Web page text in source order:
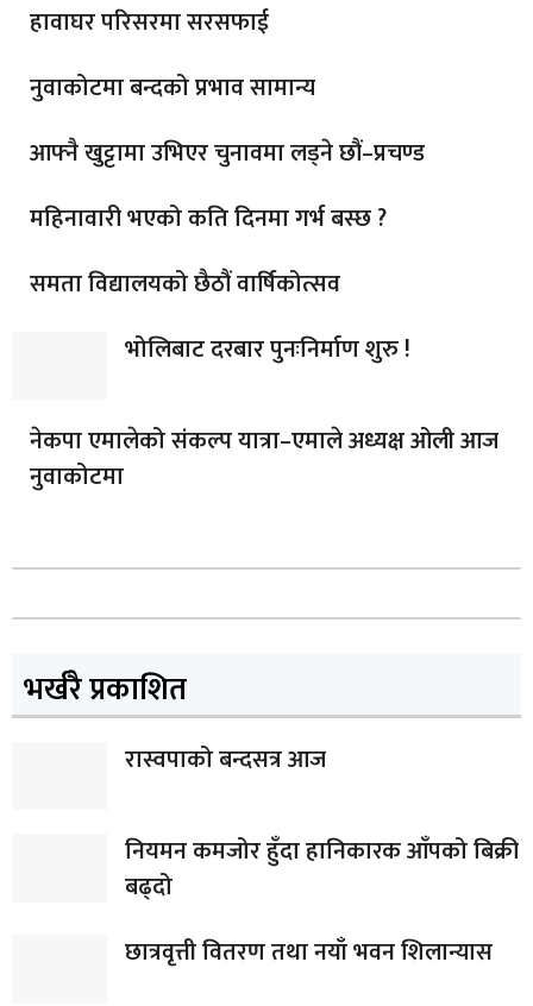
हावाघर परिसरमा सरसफाई
नुवाकोटमा बन्दको प्रभाव सामान्य
आफ्नै खुट्टामा उभिएर चुनावमा लड्ने छौं–प्रचण्ड
महिनावारी भएको कति दिनमा गर्भ बस्छ ?
समता विद्यालयको छैठौं वार्षिकोत्सव
भोलिबाट दरबार पुनःनिर्माण शुरु !
नेकपा एमालेको संकल्प यात्रा–एमाले अध्यक्ष ओली आज
नुवाकोटमा
भर्खरै प्रकाशित
रास्वपाको बन्दसत्र आज
नियमन कमजोर हुँदा हानिकारक आँपको बिक्री
बढ्दो
छात्रवृत्ती वितरण तथा नयाँ भवन शिलान्यास